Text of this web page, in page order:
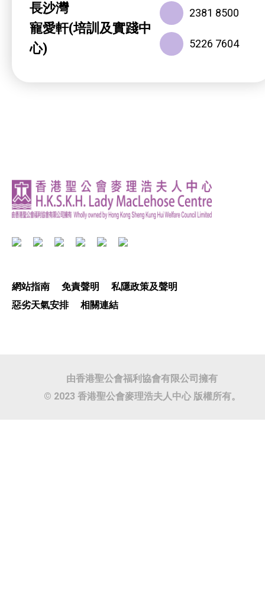
長沙灣
寵愛軒(培訓及實踐中
心)
2381 8500
5226 7604
網站指南 免責聲明
私隱政策及聲明
惡劣天氣安排
相關連結
由香港聖公會福利協會有限公司擁有
© 2023 香港聖公會麥理浩夫人中心 版權所有。